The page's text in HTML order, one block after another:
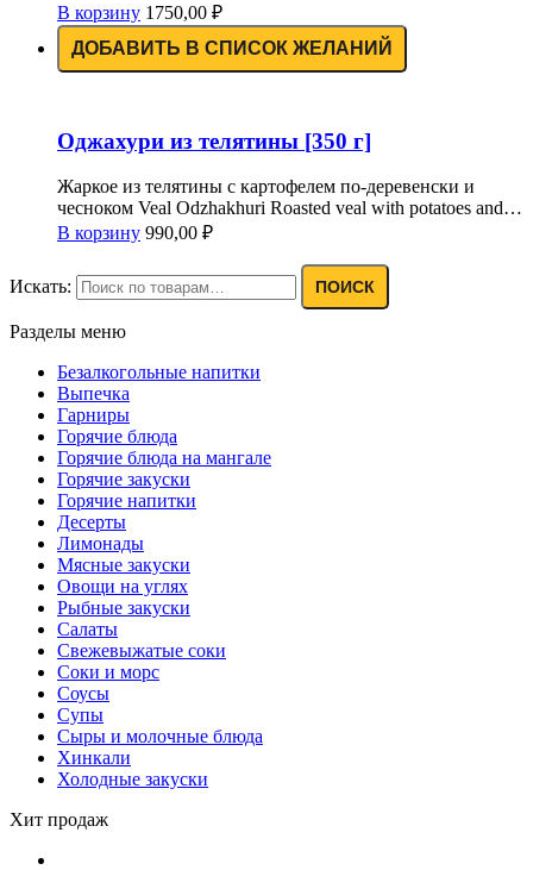
В корзину 1750,00 ₽
ДОБАВИТЬ В СПИСОК ЖЕЛАНИЙ
Оджахури из телятины [350 г]
Жаркое из телятины с картофелем по-деревенски и
чесноком Veal Odzhakhuri Roasted veal with potatoes and…
В корзину 990,00 ₽
Искать: ПОИСК
Разделы меню
Безалкогольные напитки
Выпечка
Гарниры
Горячие блюда
Горячие блюда на мангале
Горячие закуски
Горячие напитки
Десерты
Лимонады
Мясные закуски
Овощи на углях
Рыбные закуски
Салаты
Свежевыжатые соки
Соки и морс
Соусы
Супы
Сыры и молочные блюда
Хинкали
Холодные закуски
Хит продаж